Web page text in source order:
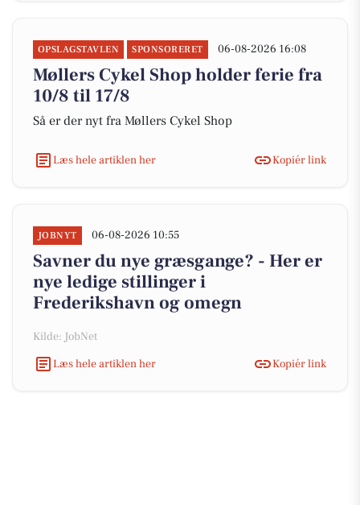
OPSLAGSTAVLEN SPONSORERET 06-08-2026 16:08
Møllers Cykel Shop holder ferie fra
10/8 til 17/8
Så er der nyt fra Møllers Cykel Shop
Læs hele artiklen her Kopiér link
JOBNYT 06-08-2026 10:55
Savner du nye græsgange? - Her er
nye ledige stillinger i
Frederikshavn og omegn
Kilde: JobNet
Læs hele artiklen her
Kopiér link